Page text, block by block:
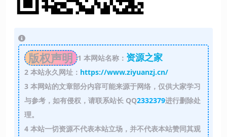
版权声明 1 本网站名称： 资源之家
2本站永久网址： https://www.ziyuanzj.cn/
3本网站的文章部分内容可能来源于网络，仅供大家学习
与参考，如有侵权，请联系站长 QQ2332379进行删除处
理。
4本站一切资源不代表本站立场，并不代表本站赞同其观